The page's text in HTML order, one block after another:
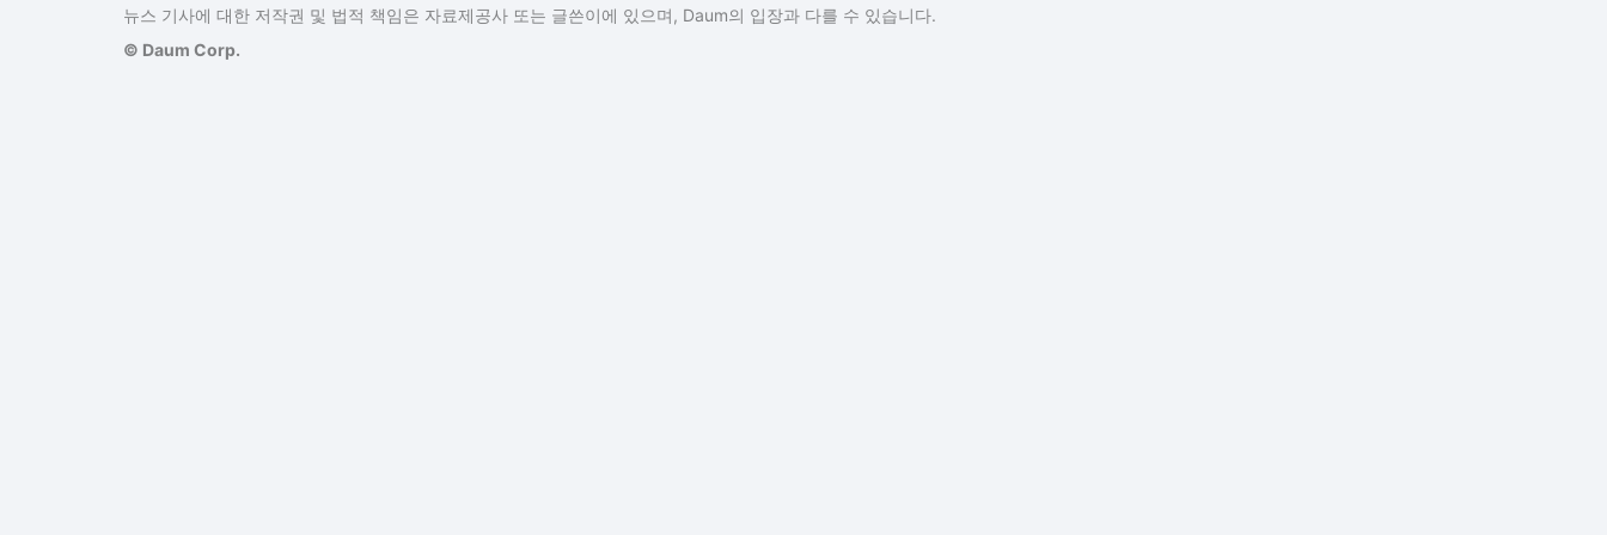
뉴스 기사에 대한 저작권 및 법적 책임은 자료제공사 또는 글쓴이에 있으며, Daum의 입장과 다를 수 있습니다.
© Daum Corp.